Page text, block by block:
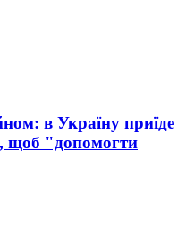
в Україну приїде
щоб "допомогти